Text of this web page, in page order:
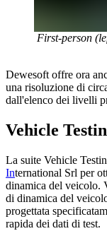
First-person
Dewesoft offre ora
una risoluzione di
dall'elenco dei livelli
Vehicle
La suite Vehicle
International Srl per
dinamica del veicolo.
di dinamica del
progettata
rapida dei dati di test.